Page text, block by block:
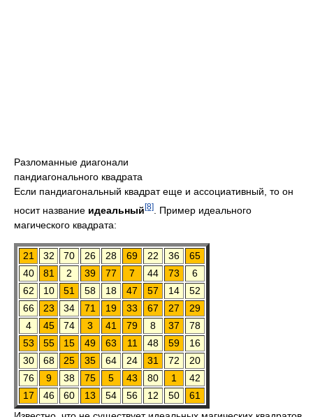
Разломанные диагонали
пандиагонального квадрата
Если пандиагональный квадрат еще и ассоциативный, то он
носит название идеальный[8]
. Пример идеального
магического квадрата:
21 32 70 26 28 69 22 36
65
40
81 2 39 77 7 44 73
6
62
10 51 58 18 47 57 14
52
66
23 34 71 19 33 67 27
29
4
45 74 3 41 79 8 37
78
53
55 15 49 63 11 48 59
16
30
68 25 35 64 24 31 72
20
76
9 38 75 5 43 80 1
42
17
46 60 13 54 56 12 50
61